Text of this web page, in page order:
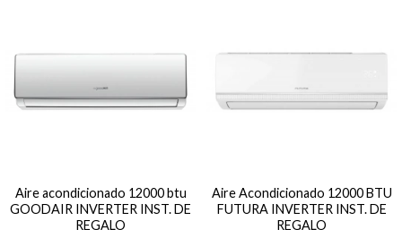
Aire acondicionado 12000 btu
GOODAIR INVERTER INST. DE
REGALO
Aire Acondicionado 12000 BTU
FUTURA INVERTER INST. DE
REGALO